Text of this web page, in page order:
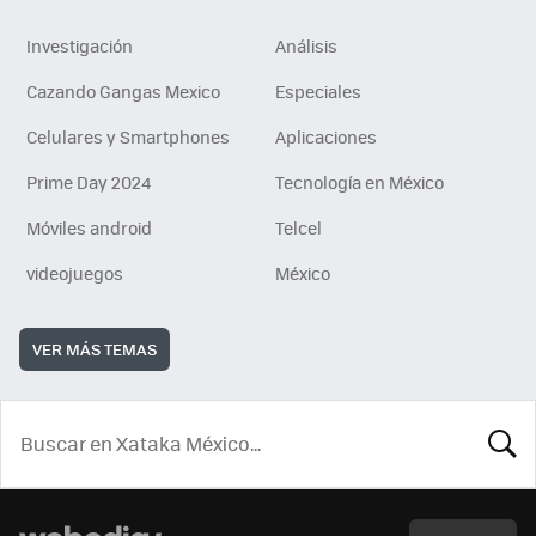
Investigación
Análisis
Cazando Gangas Mexico
Especiales
Celulares y Smartphones
Aplicaciones
Prime Day 2024
Tecnología en México
Móviles android
Telcel
videojuegos
México
VER MÁS TEMAS